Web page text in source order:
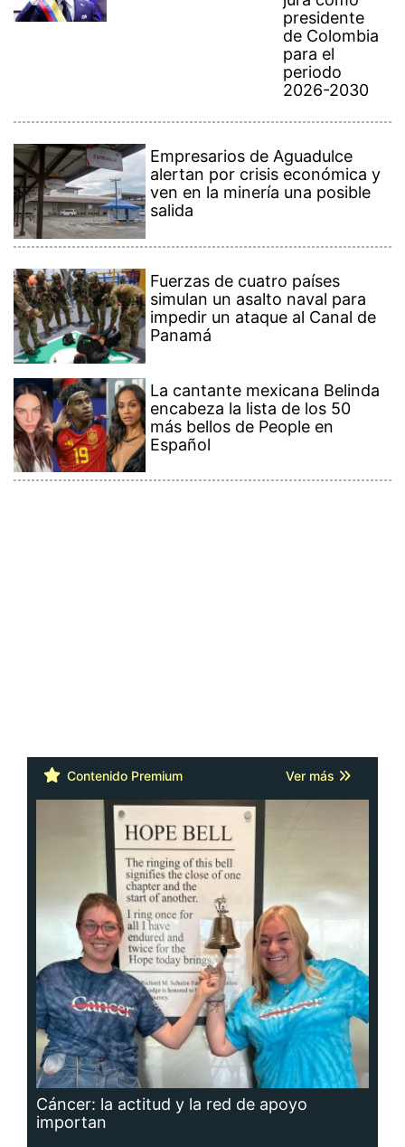
presidente
de Colombia
para el
periodo
2026-2030
Empresarios de Aguadulce
alertan por crisis económica y
ven en la minería una posible
salida
Fuerzas de cuatro países
simulan un asalto naval para
impedir un ataque al Canal de
Panamá
La cantante mexicana Belinda
encabeza la lista de los 50
más bellos de People en
Español
Contenido Premium Ver más
Cáncer: la actitud y la red de apoyo
importan